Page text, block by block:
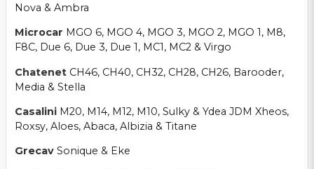
Nova & Ambra
Microcar MGO 6, MGO 4, MGO 3, MGO 2, MGO 1, M8,
F8C, Due 6, Due 3, Due 1, MC1, MC2 & Virgo
Chatenet CH46, CH40, CH32, CH28, CH26, Barooder,
Media & Stella
Casalini M20, M14, M12, M10, Sulky & Ydea JDM Xheos,
Roxsy, Aloes, Abaca, Albizia & Titane
Grecav Sonique & Eke